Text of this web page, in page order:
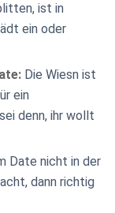
ist in
ein oder
Die Wiesn ist
ein
denn, ihr wollt
Date nicht in der
dann richtig